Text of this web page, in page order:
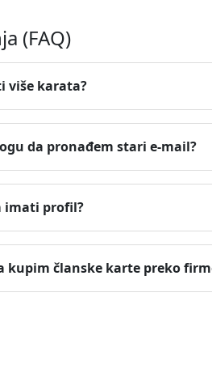
(FAQ)
više karata?
da pronađem stari e-mail?
imati profil?
kupim članske karte preko